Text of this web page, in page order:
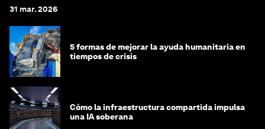
31 mar. 2026
5 formas de mejorar la ayuda humanitaria en
tiempos de crisis
Cómo la infraestructura compartida impulsa
una IA soberana